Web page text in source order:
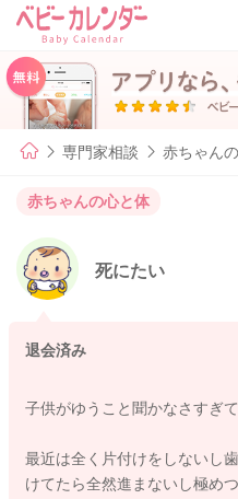
専門家相談 赤ちゃん
赤ちゃんの心と体
死にたい
退会済み
子供がゆうこと聞かなさすぎ
最近は全く片付けをしないし
けてたら全然進まないし極め